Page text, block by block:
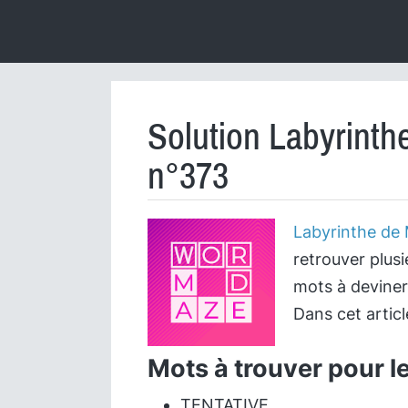
Solution
n°373
Labyrinthe de
retrouver
mots à
Dans cet
Mots à trouver pour